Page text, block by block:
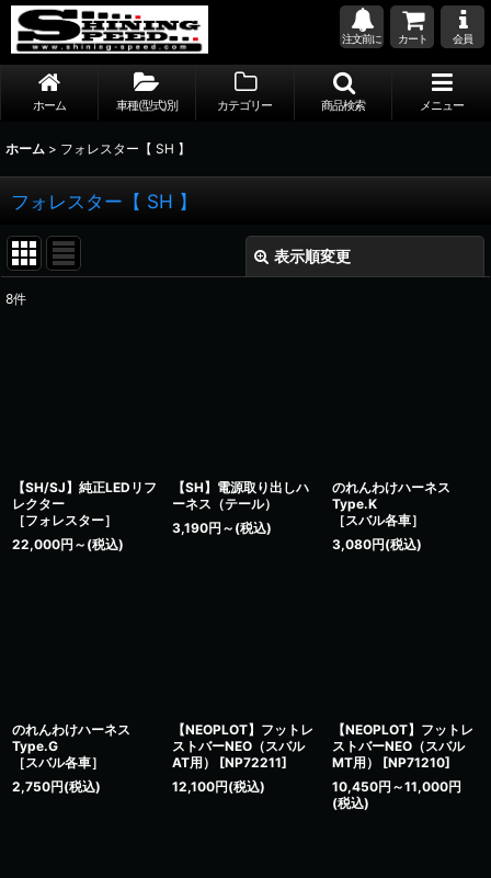
注文前に カート 会員
ホーム 車種(型式)別 カテゴリー 商品検索 メニュー
ホーム > フォレスター【 SH 】
フォレスター【 SH 】
表示順変更
8件
【SH/SJ】純正LEDリフ
レクター
［フォレスター］
22,000円 ～ (税込)
【SH】電源取り出しハ
ーネス（テール）
3,190円 ～ (税込)
のれんわけハーネス
Type.K
［スバル各車］
3,080円(税込)
のれんわけハーネス
Type.G
［スバル各車］
2,750円(税込)
【NEOPLOT】フットレ
ストバーNEO（スバル
AT用）
[NP72211]
12,100円(税込)
【NEOPLOT】フットレ
ストバーNEO（スバル
MT用）
[NP71210]
10,450円 ～11,000円
(税込)